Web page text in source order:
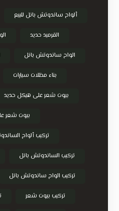
ألواح ساندوتش بانل للبيع
القرميد حديد
الواح ساندوتش بانل
بناء مظلات سيارات
بيوت شعر على هيكل حديد
بيوت شعر
تركيب ألواح
تركيب الساندوتش بانل
تركيب الواح ساندوتش بانل
تركيب بيوت شعر